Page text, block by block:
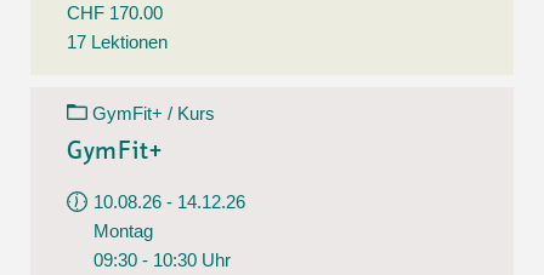
CHF 170.00
17 Lektionen
GymFit+ / Kurs
GymFit+
10.08.26 - 14.12.26
Montag
09:30 - 10:30 Uhr